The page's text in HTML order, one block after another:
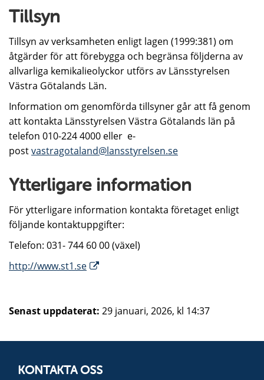
Tillsyn
Tillsyn av verksamheten enligt lagen (1999:381) om
åtgärder för att förebygga och begränsa följderna av
allvarliga kemikalieolyckor utförs av Länsstyrelsen
Västra Götalands Län.
Information om genomförda tillsyner går att få genom
att kontakta Länsstyrelsen Västra Götalands län på
telefon 010-224 4000 eller e-
postvastragotaland@lansstyrelsen.se
Ytterligare information
För ytterligare information kontakta företaget enligt
följande kontaktuppgifter:
Telefon: 031- 744 60 00 (växel)
http://www.st1.se
Senast uppdaterat: 29 januari, 2026, kl 14:37
KONTAKTA OSS